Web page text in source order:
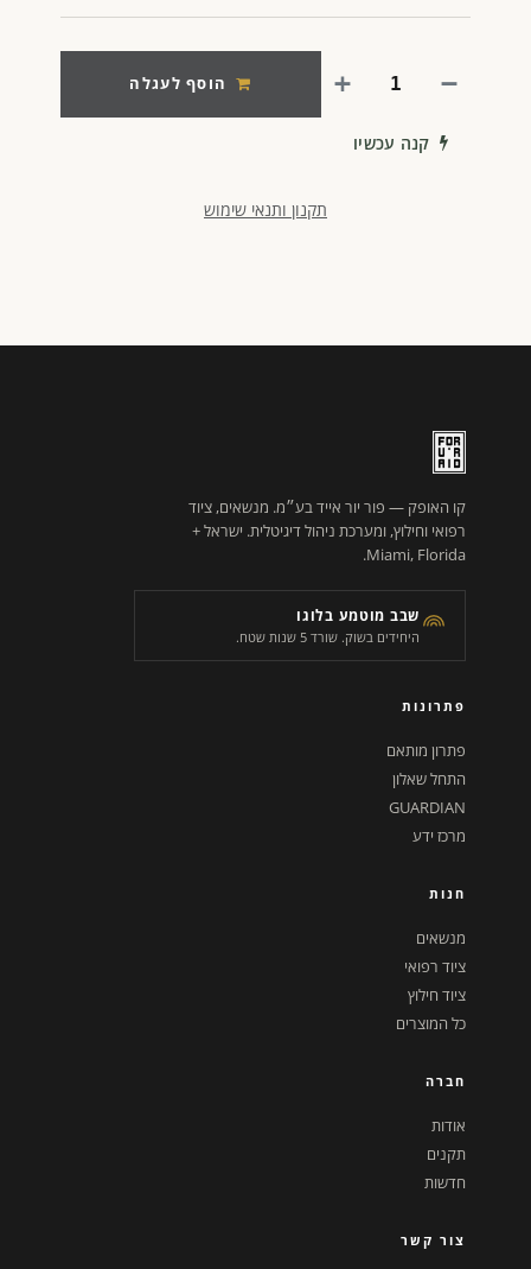
הוסף לעגלה
קנה עכשיו
תקנון ותנאי שימוש
קו האופק — פור יור אייד בע״מ. מנשאים, ציוד
רפואי וחילוץ, ומערכת ניהול דיגיטלית. ישראל +
Miami, Florida.
שבב מוטמע בלוגו
היחידים בשוק. שורד 5 שנות שטח.
פתרונות
פתרון מותאם
התחל שאלון
GUARDIAN
מרכז ידע
חנות
מנשאים
ציוד רפואי
ציוד חילוץ
כל המוצרים
חברה
אודות
תקנים
חדשות
צור קשר